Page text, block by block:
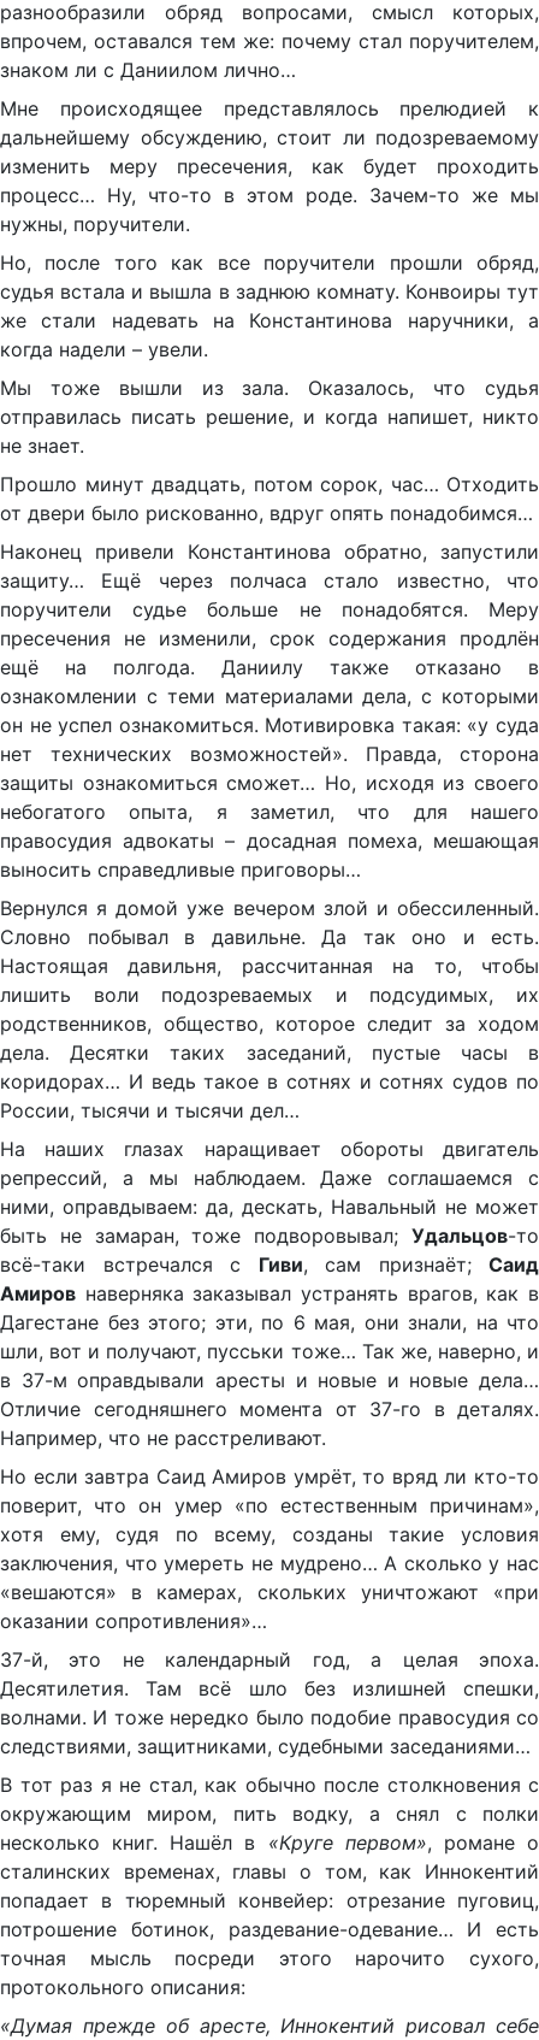
разнообразили обряд вопросами, смысл которых,
впрочем, оставался тем же: почему стал поручителем,
знаком ли с Даниилом лично…
Мне происходящее представлялось прелюдией к
дальнейшему обсуждению, стоит ли подозреваемому
изменить меру пресечения, как будет проходить
процесс… Ну, что-то в этом роде. Зачем-то же мы
нужны, поручители.
Но, после того как все поручители прошли обряд,
судья встала и вышла в заднюю комнату. Конвоиры тут
же стали надевать на Константинова наручники, а
когда надели – увели.
Мы тоже вышли из зала. Оказалось, что судья
отправилась писать решение, и когда напишет, никто
не знает.
Прошло минут двадцать, потом сорок, час… Отходить
от двери было рискованно, вдруг опять понадобимся…
Наконец привели Константинова обратно, запустили
защиту… Ещё через полчаса стало известно, что
поручители судье больше не понадобятся. Меру
пресечения не изменили, срок содержания продлён
ещё на полгода. Даниилу также отказано в
ознакомлении с теми материалами дела, с которыми
он не успел ознакомиться. Мотивировка такая: «у суда
нет технических возможностей». Правда, сторона
защиты ознакомиться сможет… Но, исходя из своего
небогатого опыта, я заметил, что для нашего
правосудия адвокаты – досадная помеха, мешающая
выносить справедливые приговоры…
Вернулся я домой уже вечером злой и обессиленный.
Словно побывал в давильне. Да так оно и есть.
Настоящая давильня, рассчитанная на то, чтобы
лишить воли подозреваемых и подсудимых, их
родственников, общество, которое следит за ходом
дела. Десятки таких заседаний, пустые часы в
коридорах… И ведь такое в сотнях и сотнях судов по
России, тысячи и тысячи дел…
На наших глазах наращивает обороты двигатель
репрессий, а мы наблюдаем. Даже соглашаемся с
ними, оправдываем: да, дескать, Навальный не может
быть не замаран, тоже подворовывал; Удальцов-то
всё-таки встречался с Гиви, сам признаёт; Саид
Амиров наверняка заказывал устранять врагов, как в
Дагестане без этого; эти, по 6 мая, они знали, на что
шли, вот и получают, пусськи тоже… Так же, наверно, и
в 37-м оправдывали аресты и новые и новые дела…
Отличие сегодняшнего момента от 37-го в деталях.
Например, что не расстреливают.
Но если завтра Саид Амиров умрёт, то вряд ли кто-то
поверит, что он умер «по естественным причинам»,
хотя ему, судя по всему, созданы такие условия
заключения, что умереть не мудрено… А сколько у нас
«вешаются» в камерах, скольких уничтожают «при
оказании сопротивления»…
37-й, это не календарный год, а целая эпоха.
Десятилетия. Там всё шло без излишней спешки,
волнами. И тоже нередко было подобие правосудия со
следствиями, защитниками, судебными заседаниями…
В тот раз я не стал, как обычно после столкновения с
окружающим миром, пить водку, а снял с полки
несколько книг. Нашёл в «Круге первом», романе о
сталинских временах, главы о том, как Иннокентий
попадает в тюремный конвейер: отрезание пуговиц,
потрошение ботинок, раздевание-одевание… И есть
точная мысль посреди этого нарочито сухого,
протокольного описания:
«Думая прежде об аресте, Иннокентий рисовал себе